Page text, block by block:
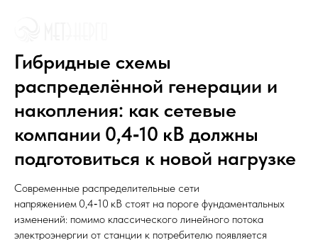
Гибридные схемы
распределённой генерации и
накопления: как сетевые
компании 0,4‑10 кВ должны
подготовиться к новой нагрузке
Современные распределительные сети
напряжением 0,4‑10 кВ стоят на пороге фундаментальных
изменений: помимо классического линейного потока
электроэнергии от станции к потребителю появляется